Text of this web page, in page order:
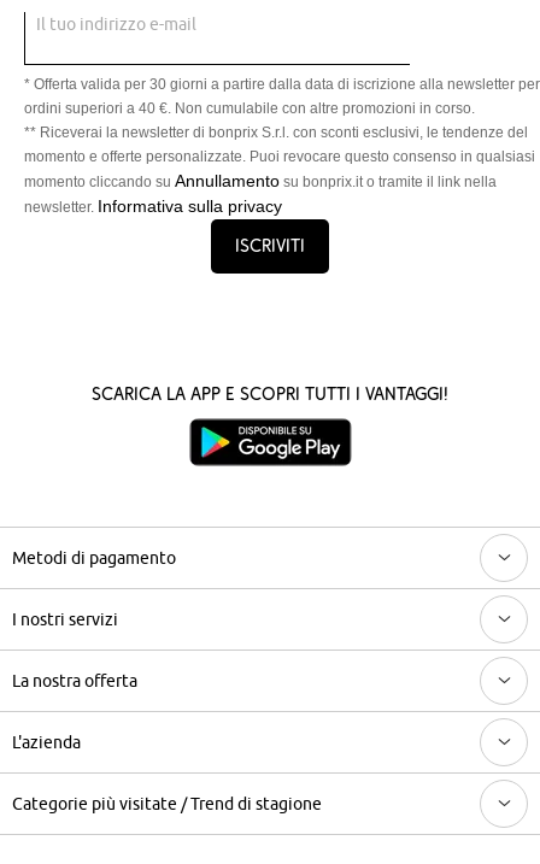
Il tuo indirizzo e-mail
* Offerta valida per 30 giorni a partire dalla data di iscrizione alla newsletter per
ordini superiori a 40 €. Non cumulabile con altre promozioni in corso.
** Riceverai la newsletter di bonprix S.r.l. con sconti esclusivi, le tendenze del
momento e offerte personalizzate. Puoi revocare questo consenso in qualsiasi
momento cliccando su Annullamento su bonprix.it o tramite il link nella
newsletter. Informativa sulla privacy
Iscriviti
Scarica la App e scopri tutti i vantaggi!
Metodi di pagamento
I nostri servizi
La nostra offerta
L'azienda
Categorie più visitate / Trend di stagione